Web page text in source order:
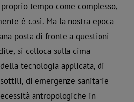
tempo come complesso,
è così. Ma la nostra epoca
posta di fronte a questioni
si colloca sulla cima
tecnologia applicata, di
di emergenze sanitarie
antropologiche in